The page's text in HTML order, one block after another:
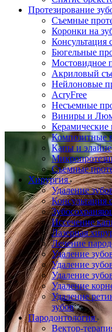
Протезирование
Съемные
Коронки на
Консультация
Бюгельные
Мостовидное
Акриловый
Нейлоновые
AcryFree
Несъемные
Виниры и
Композитные
Капы и
Съемные
Хирургия
Удаление
Консультация
Иссечение
Лазерная
Лечение
Удаление
Удаление
Удаление
Удаление
Удаление
зубов
Пародонтология
Вектор-